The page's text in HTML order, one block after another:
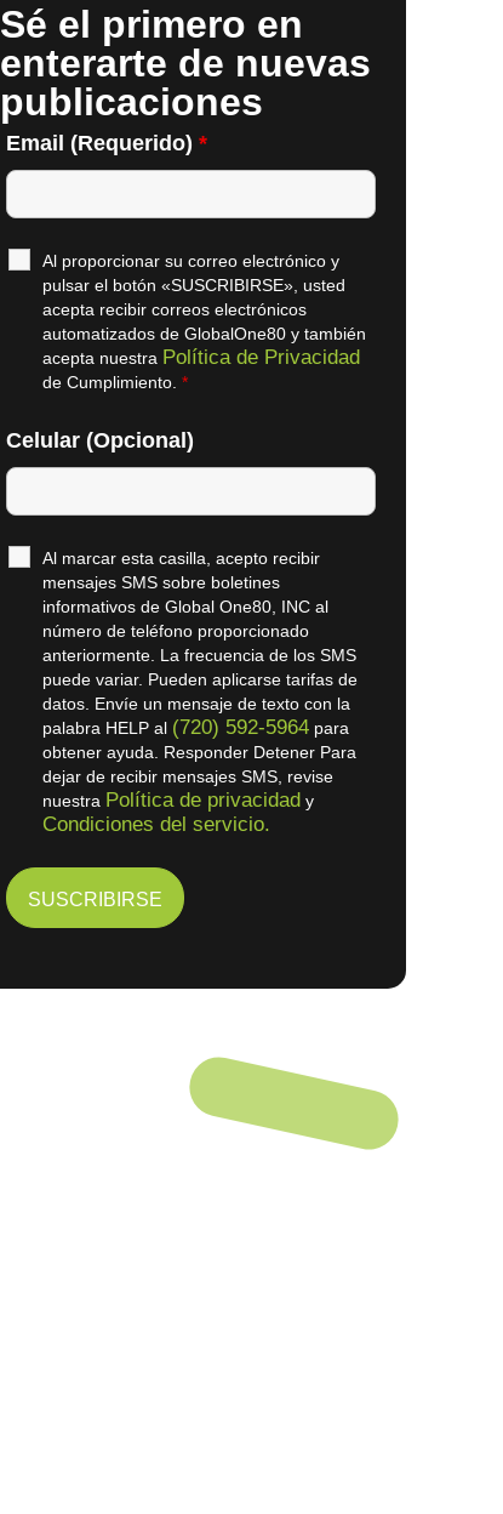
Sé el primero en
enterarte de nuevas
publicaciones
Email (Requerido) *
Al proporcionar su correo electrónico y
pulsar el botón «SUSCRIBIRSE», usted
acepta recibir correos electrónicos
automatizados de GlobalOne80 y también
acepta nuestra Política de Privacidad
de Cumplimiento. *
Celular (Opcional)
Al marcar esta casilla, acepto recibir
mensajes SMS sobre boletines
informativos de Global One80, INC al
número de teléfono proporcionado
anteriormente. La frecuencia de los SMS
puede variar. Pueden aplicarse tarifas de
datos. Envíe un mensaje de texto con la
palabra HELP al (720) 592-5964para
obtener ayuda. Responder Detener Para
dejar de recibir mensajes SMS, revise
nuestra Política de privacidad y
Condiciones del servicio.